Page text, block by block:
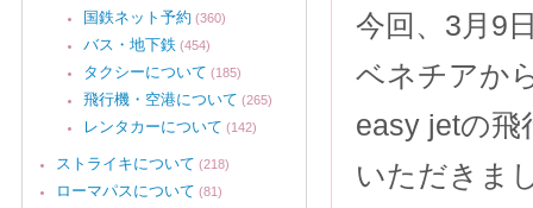
今回、3月9
ベネチアか
easy jetの飛
いただきま
国鉄ネット予約 (360)
バス・地下鉄 (454)
タクシーについて (185)
飛行機・空港について (265)
レンタカーについて (142)
ストライキについて (218)
ローマパスについて (81)